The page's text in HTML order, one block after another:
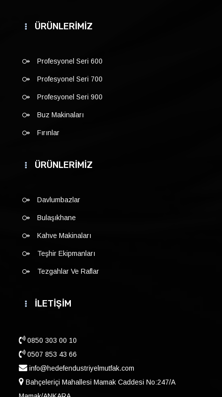
ÜRÜNLERİMİZ
Profesyonel Seri 600
Profesyonel Seri 700
Profesyonel Seri 900
Buz Makinaları
Fırınlar
ÜRÜNLERİMİZ
Davlumbazlar
Bulaşıkhane
Kahve Makinaları
Teşhir Ekipmanları
Tezgahlar Ve Raflar
İLETİŞİM
0850 303 00 10
0507 853 43 66
info@hedefendustriyelmutfak.com
Bahçeleriçi Mahallesi Mamak Caddesi No:247/A